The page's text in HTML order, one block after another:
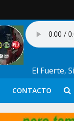
El Fuerte,
CONTACTO